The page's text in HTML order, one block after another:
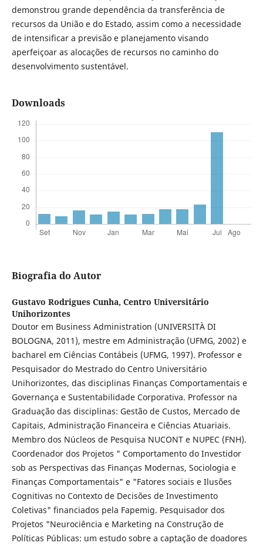
demonstrou grande dependência da transferência de
recursos da União e do Estado, assim como a necessidade
de intensificar a previsão e planejamento visando
aperfeiçoar as alocações de recursos no caminho do
desenvolvimento sustentável.
Downloads
Biografia do Autor
Gustavo Rodrigues Cunha, Centro Universitário
Unihorizontes
Doutor em Business Administration (UNIVERSITÀ DI
BOLOGNA, 2011), mestre em Administração (UFMG, 2002) e
bacharel em Ciências Contábeis (UFMG, 1997). Professor e
Pesquisador do Mestrado do Centro Universitário
Unihorizontes, das disciplinas Finanças Comportamentais e
Governança e Sustentabilidade Corporativa. Professor na
Graduação das disciplinas: Gestão de Custos, Mercado de
Capitais, Administração Financeira e Ciências Atuariais.
Membro dos Núcleos de Pesquisa NUCONT e NUPEC (FNH).
Coordenador dos Projetos " Comportamento do Investidor
sob as Perspectivas das Finanças Modernas, Sociologia e
Finanças Comportamentais" e "Fatores sociais e Ilusões
Cognitivas no Contexto de Decisões de Investimento
Coletivas" financiados pela Fapemig. Pesquisador dos
Projetos "Neurociência e Marketing na Construção de
Políticas Públicas: um estudo sobre a captação de doadores